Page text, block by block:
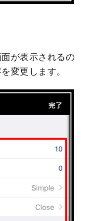
が表示されるの
変更します。